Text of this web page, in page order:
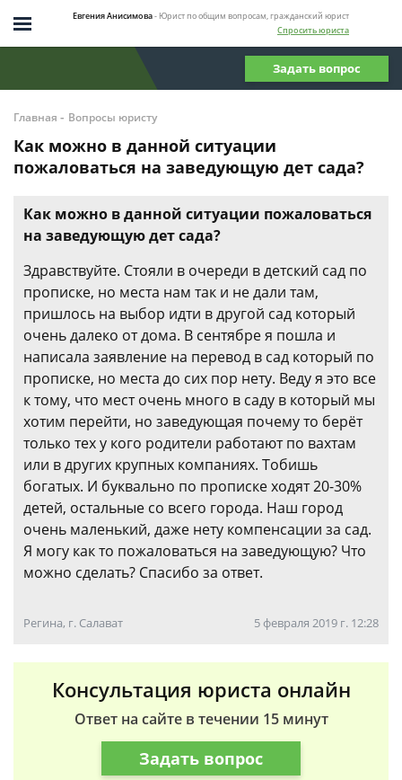
Евгения Анисимова- Юрист по общим вопросам, гражданский юрист
Спросить юриста
Задать вопрос
Главная - Вопросы юристу
Как можно в данной ситуации
пожаловаться на заведующую дет сада?
Как можно в данной ситуации пожаловаться
на заведующую дет сада?
Здравствуйте. Стояли в очереди в детский сад по
прописке, но места нам так и не дали там,
пришлось на выбор идти в другой сад который
очень далеко от дома. В сентябре я пошла и
написала заявление на перевод в сад который по
прописке, но места до сих пор нету. Веду я это все
к тому, что мест очень много в саду в который мы
хотим перейти, но заведующая почему то берёт
только тех у кого родители работают по вахтам
или в других крупных компаниях. Тобишь
богатых. И буквально по прописке ходят 20-30%
детей, остальные со всего города. Наш город
очень маленький, даже нету компенсации за сад.
Я могу как то пожаловаться на заведующую? Что
можно сделать? Спасибо за ответ.
Регина, г. Салават 5 февраля 2019 г. 12:28
Консультация юриста онлайн
Ответ на сайте в течении 15 минут
Задать вопрос